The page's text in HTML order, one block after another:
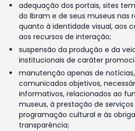
adequação dos portais, sites
do Ibram e de seus museus nas
quanto à identidade visual, aos
aos recursos de interação;
suspensão da produção e da
institucionais de caráter
manutenção apenas de
comunicados objetivos,
informativos, relacionados ao
museus, à prestação de serviços
programação cultural e às
transparência;